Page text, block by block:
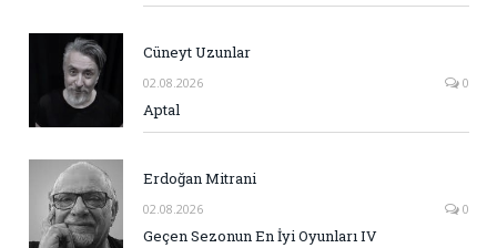
Cüneyt Uzunlar
02.08.2026 0
Aptal
Erdoğan Mitrani
02.08.2026 0
Geçen Sezonun En İyi Oyunları IV